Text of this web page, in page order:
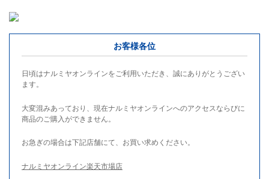
お客様各位
日頃はナルミヤオンラインをご利用いただき、誠にありがとうござい
ます。
大変混みあっており、現在ナルミヤオンラインへのアクセスならびに
商品のご購入ができません。
お急ぎの場合は下記店舗にて、お買い求めください。
ナルミヤオンライン楽天市場店